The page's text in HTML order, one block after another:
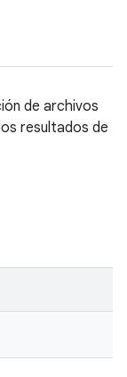
de archivos
resultados de